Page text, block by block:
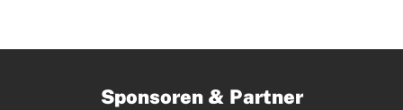
Sponsoren & Partner